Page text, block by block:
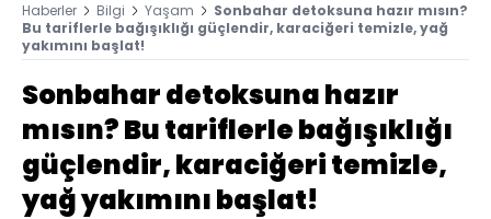
Haberler Bilgi Yaşam
Sonbahar detoksuna hazır mısın?
Bu tariflerle bağışıklığı güçlendir, karaciğeri temizle, yağ
yakımını başlat!
Sonbahar detoksuna hazır
mısın? Bu tariflerle bağışıklığı
güçlendir, karaciğeri temizle,
yağ yakımını başlat!